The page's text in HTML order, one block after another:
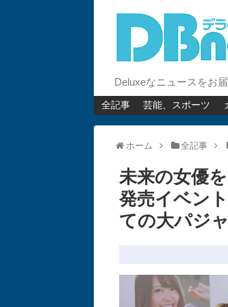
Deluxeなニュースをお
全記事 芸能、スポーツ
ホーム 全記事
未来の女優
発売イベン
ての大パジ